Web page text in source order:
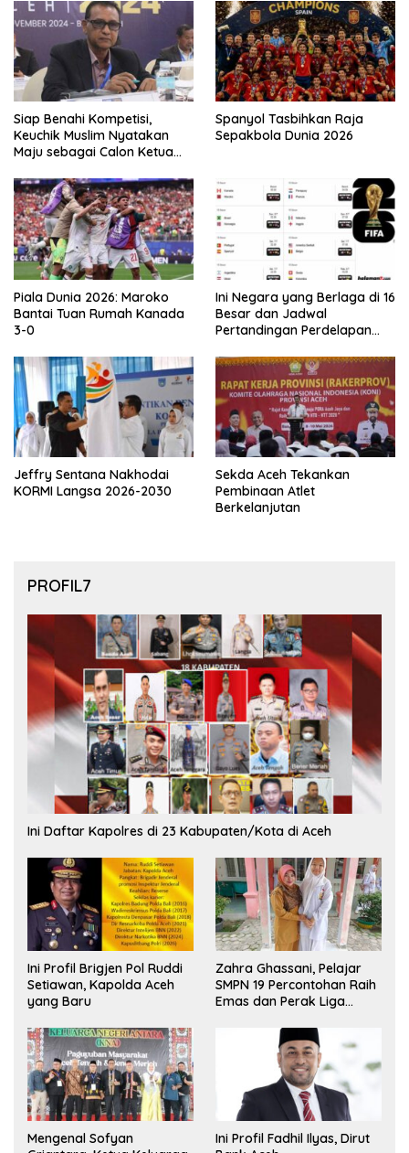
Siap Benahi Kompetisi,
Keuchik Muslim Nyatakan
Maju sebagai Calon Ketua
Spanyol Tasbihkan Raja
Sepakbola Dunia 2026
Piala Dunia 2026: Maroko
Bantai Tuan Rumah Kanada
3-0
Ini Negara yang Berlaga di 16
Besar dan Jadwal
Pertandingan Perdelapan
Jeffry Sentana Nakhodai
KORMI Langsa 2026-2030
Sekda Aceh Tekankan
Pembinaan Atlet
Berkelanjutan
PROFIL7
Ini Daftar Kapolres di 23 Kabupaten/Kota di Aceh
Ini Profil Brigjen Pol Ruddi
Setiawan, Kapolda Aceh
yang Baru
Zahra Ghassani, Pelajar
SMPN 19 Percontohan Raih
Emas dan Perak Liga
Mengenal Sofyan
Ini Profil Fadhil Ilyas, Dirut